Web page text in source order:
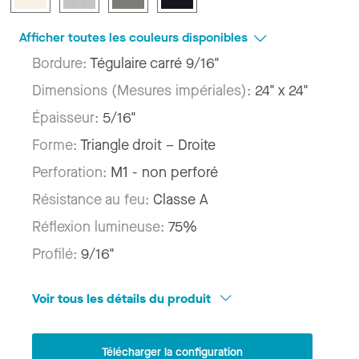
Afficher toutes les couleurs disponibles
Bordure: Tégulaire carré 9/16"
Dimensions (Mesures impériales): 24" x 24"
Épaisseur: 5/16"
Forme: Triangle droit – Droite
Perforation: M1 - non perforé
Résistance au feu: Classe A
Réflexion lumineuse: 75%
Profilé: 9/16"
Voir tous les détails du produit
Télécharger la configuration